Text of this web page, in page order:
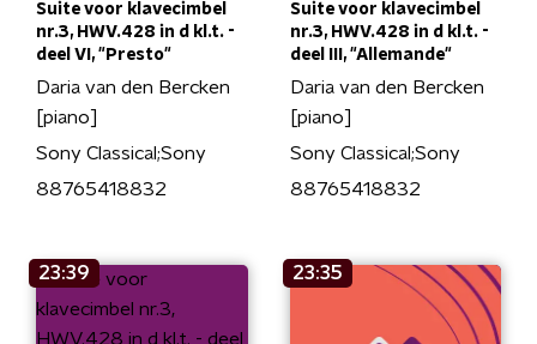
Suite voor klavecimbel
nr.3, HWV.428 in d kl.t. -
deel VI, "Presto"
Daria van den Bercken
[piano]
Sony Classical;Sony
88765418832
Suite voor klavecimbel
nr.3, HWV.428 in d kl.t. -
deel III, "Allemande"
Daria van den Bercken
[piano]
Sony Classical;Sony
88765418832
23:39 23:35